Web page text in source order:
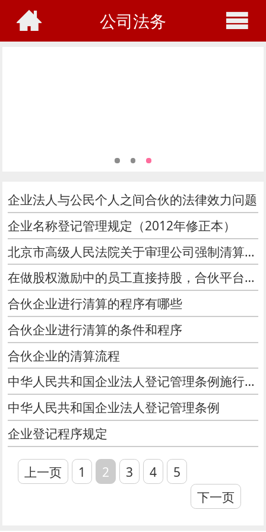
公司法务
企业法人与公民个人之间合伙的法律效力问题
企业名称登记管理规定（2012年修正本）
北京市高级人民法院关于审理公司强制清算案件操作规范
在做股权激励中的员工直接持股，合伙平台持股与公司平台持股
合伙企业进行清算的程序有哪些
合伙企业进行清算的条件和程序
合伙企业的清算流程
中华人民共和国企业法人登记管理条例施行细则（2014年）
中华人民共和国企业法人登记管理条例
企业登记程序规定
上一页 1 2 3 4
5
下一页